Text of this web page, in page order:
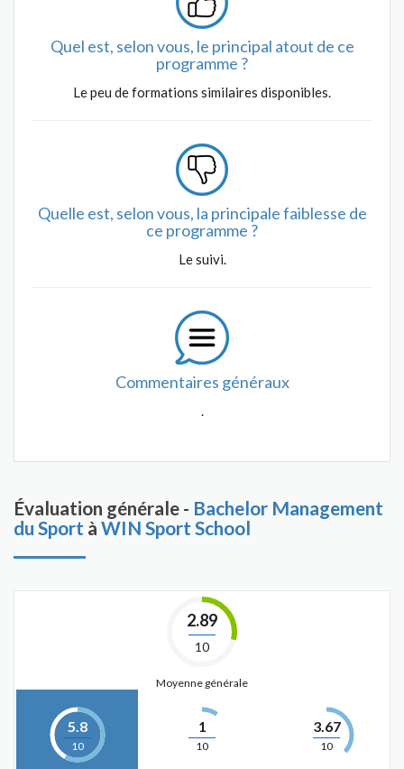
Quel est, selon vous, le principal atout de ce
programme ?
Le peu de formations similaires disponibles.
Quelle est, selon vous, la principale faiblesse de
ce programme ?
Le suivi.
Commentaires généraux
.
Évaluation générale - Bachelor Management
du Sport à WIN Sport School
2.89
10
Moyenne générale
5.8
10
1
10
3.67
10